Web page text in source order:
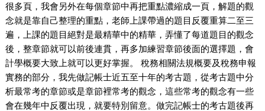
很多頁，我會另外在每個章節中再把重點濃縮成一頁，解題的觀
念就是靠自己整理的重點，老師上課帶過的題目反覆重算二至三
遍，上課的題目絕對是最精華中的精華，弄懂了每道題目的觀念
後，整章節就可以前後連貫，再多加練習章節後面的選擇題，會
計學概要大致上就可以更好掌握。 稅務相關法規概要及稅務申報
實務的部分，我先做記帳士近五至十年的考古題，從考古題中分
析最常考的章節或是章節裡常考的觀念，這些常考的觀念有一些
會在幾年中反覆出現，就要特別留意。做完記帳士的考古題後再